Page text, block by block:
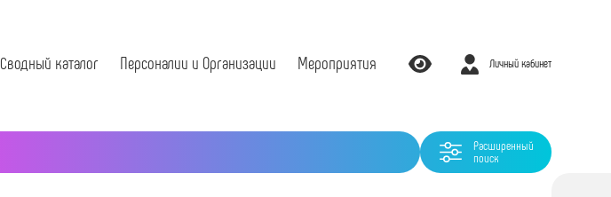
Сводный каталог Персоналии и Организации Мероприятия Личный кабинет
Расширенный
поиск